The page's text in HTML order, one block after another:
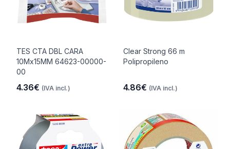
TES CTA DBL CARA
10Mx15MM 64623-00000-
00
4.36€ (IVA incl.)
Clear Strong 66 m
Polipropileno
4.86€ (IVA incl.)